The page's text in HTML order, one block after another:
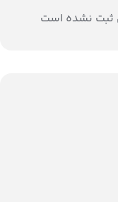
ثبت نشده است